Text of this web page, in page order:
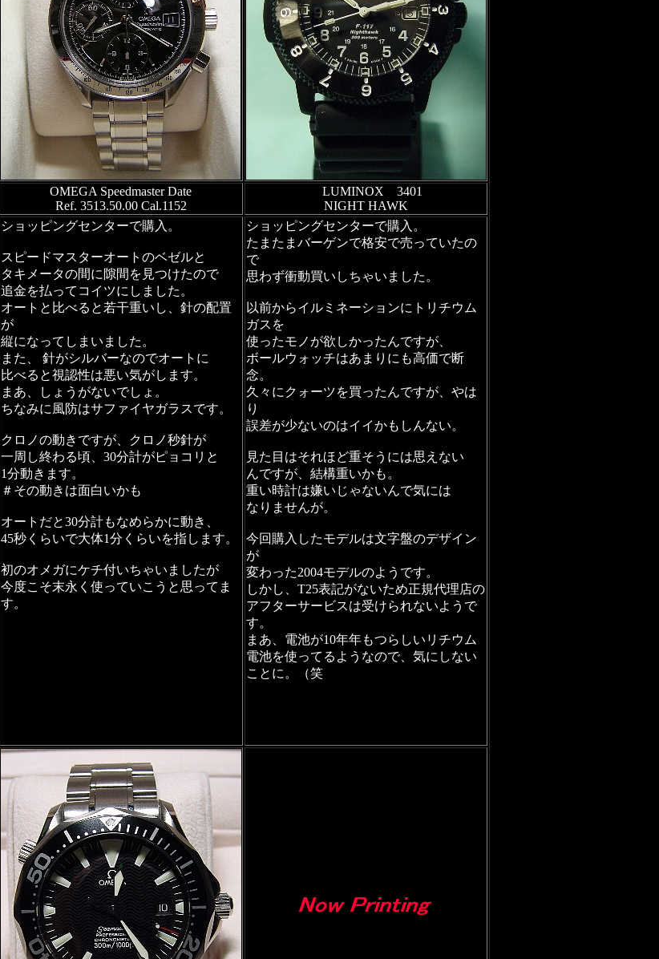
OMEGA Speedmaster Date
Ref. 3513.50.00 Cal.1152
LUMINOX 3401
NIGHT HAWK
ショッピングセンターで購入。
スピードマスターオートのベゼルと
タキメータの間に隙間を見つけたので
追金を払ってコイツにしました。
オートと比べると若干重いし、針の配置
が
縦になってしまいました。
また、 針がシルバーなのでオートに
比べると視認性は悪い気がします。
まあ、しょうがないでしょ。
ちなみに風防はサファイヤガラスです。
クロノの動きですが、クロノ秒針が
一周し終わる頃、30分計がピョコリと
1分動きます。
＃その動きは面白いかも
オートだと30分計もなめらかに動き、
45秒くらいで大体1分くらいを指します。
初のオメガにケチ付いちゃいましたが
今度こそ末永く使っていこうと思ってま
す。
ショッピングセンターで購入。
たまたまバーゲンで格安で売っていたの
で
思わず衝動買いしちゃいました。
以前からイルミネーションにトリチウム
ガスを
使ったモノが欲しかったんですが、
ボールウォッチはあまりにも高価で断
念。
久々にクォーツを買ったんですが、やは
り
誤差が少ないのはイイかもしんない。
見た目はそれほど重そうには思えない
んですが、結構重いかも。
重い時計は嫌いじゃないんで気には
なりませんが。
今回購入したモデルは文字盤のデザイン
が
変わった2004モデルのようです。
しかし、T25表記がないため正規代理店の
アフターサービスは受けられないようで
す。
まあ、電池が10年年もつらしいリチウム
電池を使ってるようなので、気にしない
ことに。（笑